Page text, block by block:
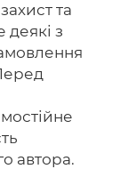
та
з
автора.